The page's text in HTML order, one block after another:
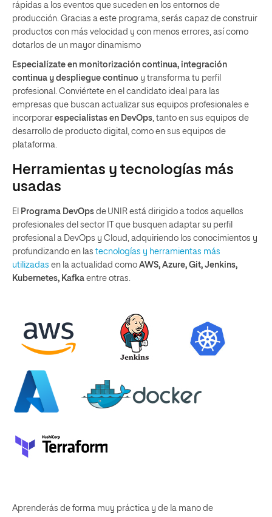
rápidas a los eventos que suceden en los entornos de
producción. Gracias a este programa, serás capaz de construir
productos con más velocidad y con menos errores, así como
dotarlos de un mayor dinamismo
Especialízate en monitorización continua, integración
continua y despliegue continuo y transforma tu perfil
profesional. Conviértete en el candidato ideal para las
empresas que buscan actualizar sus equipos profesionales e
incorporar especialistas en DevOps, tanto en sus equipos de
desarrollo de producto digital, como en sus equipos de
plataforma.
Herramientas y tecnologías más
usadas
El Programa DevOps de UNIR está dirigido a todos aquellos
profesionales del sector IT que busquen adaptar su perfil
profesional a DevOps y Cloud, adquiriendo los conocimientos y
profundizando en las tecnologías y herramientas más
utilizadas en la actualidad como AWS, Azure, Git, Jenkins,
Kubernetes, Kafka entre otras.
Aprenderás de forma muy práctica y de la mano de